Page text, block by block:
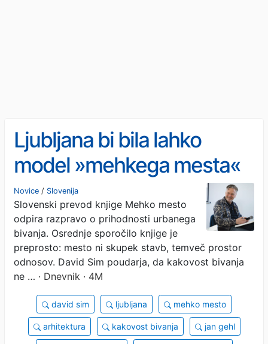
Ljubljana bi bila lahko
model »mehkega mesta«
Novice / Slovenija
Slovenski prevod knjige Mehko mesto
odpira razpravo o prihodnosti urbanega
bivanja. Osrednje sporočilo knjige je
preprosto: mesto ni skupek stavb, temveč prostor
odnosov. David Sim poudarja, da kakovost bivanja
ne … · Dnevnik · 4M
david sim ljubljana mehko mesto
arhitektura kakovost bivanja jan gehl